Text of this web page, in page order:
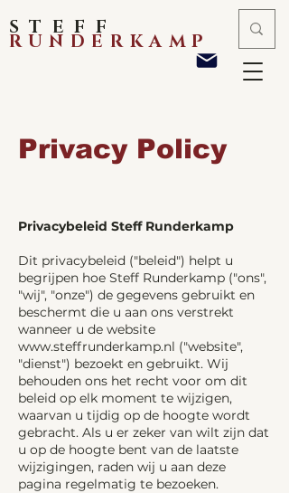
STEFF
RUNDERKAMP
Privacy Policy
Privacybeleid Steff Runderkamp
Dit privacybeleid ("beleid") helpt u
begrijpen hoe Steff Runderkamp ("ons",
"wij", "onze") de gegevens gebruikt en
beschermt die u aan ons verstrekt
wanneer u de website
www.steffrunderkamp.nl ("website",
"dienst") bezoekt en gebruikt. Wij
behouden ons het recht voor om dit
beleid op elk moment te wijzigen,
waarvan u tijdig op de hoogte wordt
gebracht. Als u er zeker van wilt zijn dat
u op de hoogte bent van de laatste
wijzigingen, raden wij u aan deze
pagina regelmatig te bezoeken.